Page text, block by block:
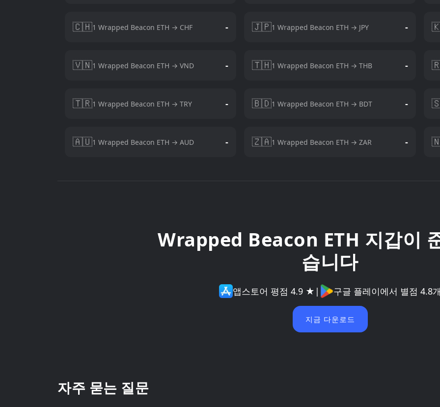
🇨🇭1 Wrapped Beacon ETH → CHF - 🇯🇵1 Wrapped Beacon ETH → JPY -
🇻🇳1 Wrapped Beacon ETH → VND - 🇹🇭1 Wrapped Beacon ETH → THB -
🇹🇷1 Wrapped Beacon ETH → TRY - 🇧🇩1 Wrapped Beacon ETH → BDT -
🇦🇺1 Wrapped Beacon ETH → AUD - 🇿🇦1 Wrapped Beacon ETH → ZAR -
Wrapped Beacon ETH 지갑이
습니다
앱스토어 평점 4.9 ★ | 구글 플레이에서 별점 4.8개
지금 다운로드
자주 묻는 질문